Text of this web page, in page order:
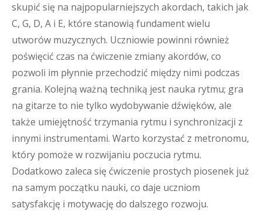
skupić się na najpopularniejszych akordach, takich jak
C, G, D, A i E, które stanowią fundament wielu
utworów muzycznych. Uczniowie powinni również
poświęcić czas na ćwiczenie zmiany akordów, co
pozwoli im płynnie przechodzić między nimi podczas
grania. Kolejną ważną techniką jest nauka rytmu; gra
na gitarze to nie tylko wydobywanie dźwięków, ale
także umiejętność trzymania rytmu i synchronizacji z
innymi instrumentami. Warto korzystać z metronomu,
który pomoże w rozwijaniu poczucia rytmu.
Dodatkowo zaleca się ćwiczenie prostych piosenek już
na samym początku nauki, co daje uczniom
satysfakcję i motywację do dalszego rozwoju.